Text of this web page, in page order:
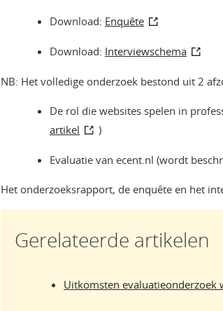
Download: Enquête
Download: Interviewschema
NB: Het volledige onderzoek bestond uit 2
De rol die websites spelen in
artikel
)
Evaluatie van ecent.nl (wordt
Het onderzoeksrapport, de enquête en het
Gerelateerde artikelen
Uitkomsten evaluatieonderzoek